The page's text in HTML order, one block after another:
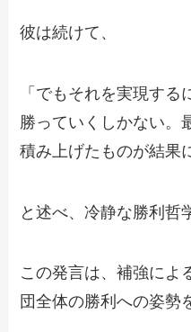
彼は続けて、
「でもそれを実現す
勝っていくしかない。
積み上げたものが結果
と述べ、冷静な勝利哲
この発言は、補強によ
団全体の勝利への姿勢